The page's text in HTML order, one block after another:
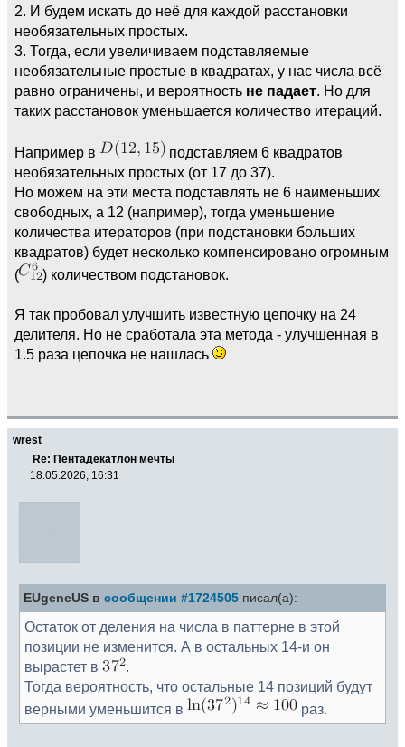
2. И будем искать до неё для каждой расстановки
необязательных простых.
3. Тогда, если увеличиваем подставляемые
необязательные простые в квадратах, у нас числа всё
равно ограничены, и вероятность не падает. Но для
таких расстановок уменьшается количество итераций.
Например в
подставляем 6 квадратов
необязательных простых (от 17 до 37).
Но можем на эти места подставлять не 6 наименьших
свободных, а 12 (например), тогда уменьшение
количества итераторов (при подстановки больших
квадратов) будет несколько компенсировано огромным
(
) количеством подстановок.
Я так пробовал улучшить известную цепочку на 24
делителя. Но не сработала эта метода - улучшенная в
1.5 раза цепочка не нашлась
wrest
Re: Пентадекатлон мечты
18.05.2026, 16:31
EUgeneUS в сообщении #1724505 писал(а):
Остаток от деления на числа в паттерне в этой
позиции не изменится. А в остальных 14-и он
вырастет в
.
Тогда вероятность, что остальные 14 позиций будут
верными уменьшится в
раз.